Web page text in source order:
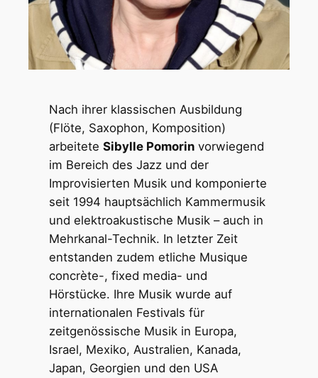
Nach ihrer klassischen Ausbildung
(Flöte, Saxophon, Komposition)
arbeiteteSibylle Pomorin vorwiegend
im Bereich des Jazz und der
Improvisierten Musik und komponierte
seit 1994 hauptsächlich Kammermusik
und elektroakustische Musik – auch in
Mehrkanal-Technik. In letzter Zeit
entstanden zudem etliche Musique
concrète-, fixed media- und
Hörstücke. Ihre Musik wurde auf
internationalen Festivals für
zeitgenössische Musik in Europa,
Israel, Mexiko, Australien, Kanada,
Japan, Georgien und den USA